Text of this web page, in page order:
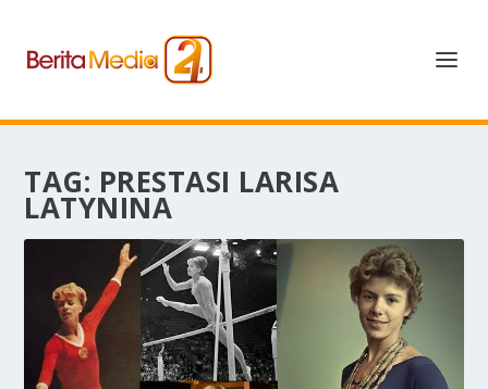
TAG: PRESTASI LARISA
LATYNINA